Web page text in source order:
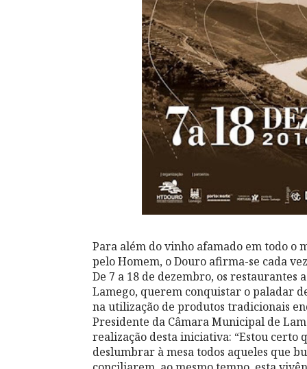
Para além do vinho afamado em todo o
pelo Homem, o Douro afirma-se cada
De 7 a 18 de dezembro, os restaurantes
Lamego, querem conquistar o paladar
na utilização de produtos tradicionais
Presidente da Câmara Municipal de
realização desta iniciativa: “Estou certo
deslumbrar à mesa todos aqueles que